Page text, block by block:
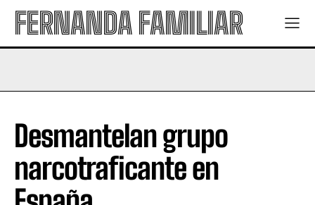
FERNANDA FAMILIAR
Desmantelan grupo
narcotraficante en